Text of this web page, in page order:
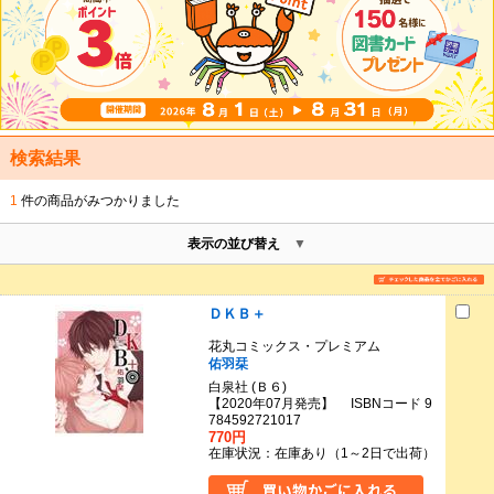
検索結果
1 件の商品がみつかりました
表示の並び替え
ＤＫＢ＋
花丸コミックス・プレミアム
佑羽栞
白泉社 (Ｂ６)
【2020年07月発売】 ISBNコード 9
784592721017
770円
在庫状況：在庫あり（1～2日で出荷）